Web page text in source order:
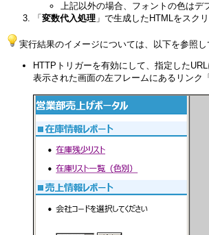
上記以外の場合、フォントの色はデ
「 変数代入処理 」で生成したHTMLをスク
実行結果のイメージについては、以下を参照し
HTTPトリガーを有効にして、指定した
表示された画面の左フレームにあるリンク